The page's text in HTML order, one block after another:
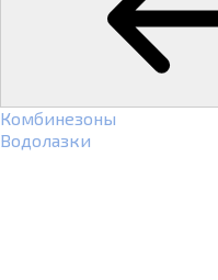
Комбинезоны
Водолазки